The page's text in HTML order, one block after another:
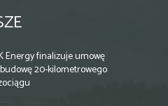
Energy finalizuje umowę
20-kilometrowego